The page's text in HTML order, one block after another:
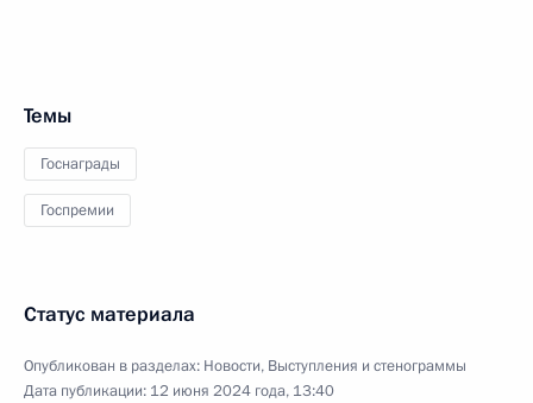
Темы
Госнаграды
Госпремии
Статус материала
Опубликован в разделах: Новости, Выступления и стенограммы
Дата публикации: 12 июня 2024 года, 13:40